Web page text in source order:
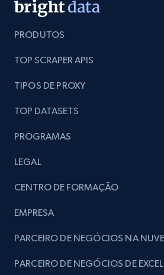
Lazada - Products - Discover
seller URL
URL, Title, Rating, Reviews, Initial
991+
Lazada - Products - Discover
brand URL
price, Currency, Stock, and more.
PRODUTOS
TOP SCRAPER APIS
TIPOS DE PROXY
TOP DATASETS
PROGRAMAS
LEGAL
CENTRO DE FORMAÇÃO
EMPRESA
PARCEIRO DE NEGÓCIOS NA
PARCEIRO DE NEGÓCIOS DE